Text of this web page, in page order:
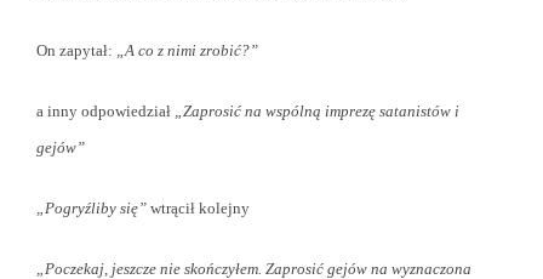
On zapytał: „A co z nimi zrobić?”
a inny odpowiedział „Zaprosić na wspólną imprezę satanistów i
gejów”
„Pogryźliby się” wtrącił kolejny
„Poczekaj, jeszcze nie skończyłem. Zaprosić gejów na wyznaczona